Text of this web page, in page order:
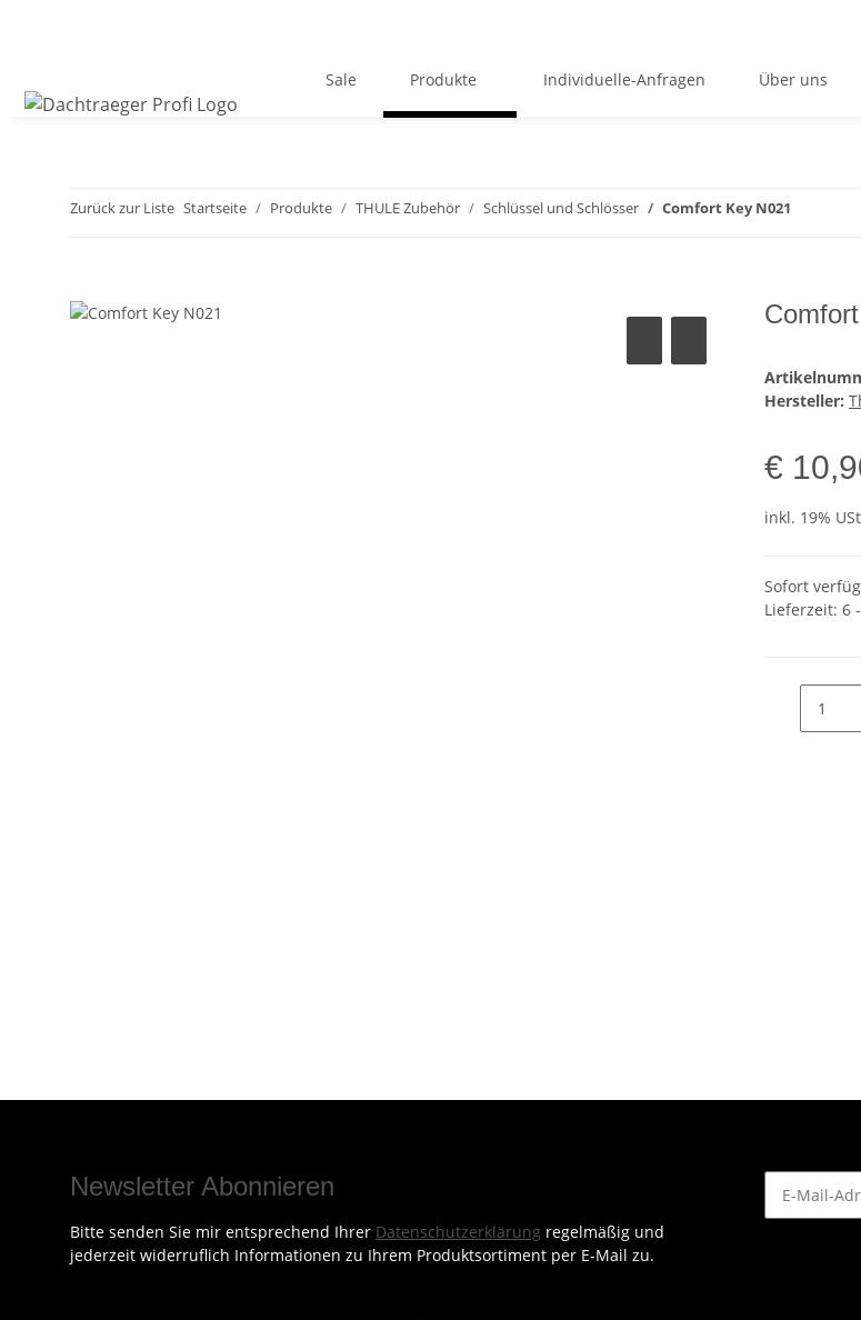
Sale Produkte Individuelle-Anfragen Über uns
Zurück zur Liste Startseite Produkte THULE Zubehör Schlüssel und Schlösser Comfort Key N021
Hersteller:
€
inkl. 19%
Sofort
Lieferzeit: 6
Newsletter Abonnieren
Bitte senden Sie mir entsprechend Ihrer Datenschutzerklärung regelmäßig und
jederzeit widerruflich Informationen zu Ihrem Produktsortiment per E-Mail zu.